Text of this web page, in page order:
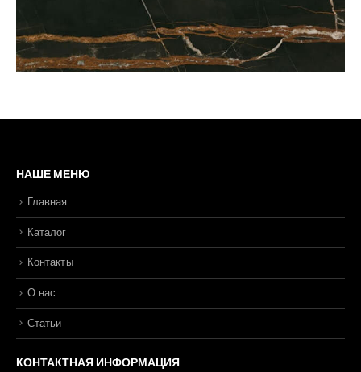
НАШЕ МЕНЮ
Главная
Каталог
Контакты
О нас
Статьи
КОНТАКТНАЯ ИНФОРМАЦИЯ